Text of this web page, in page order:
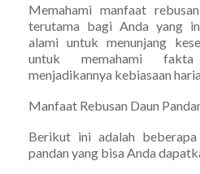
Memahami manfaat
terutama bagi Anda yang
alami untuk menunjang
untuk memahami fakta
menjadikannya kebiasaan
Manfaat Rebusan Daun
Berikut ini adalah
pandan yang bisa Anda